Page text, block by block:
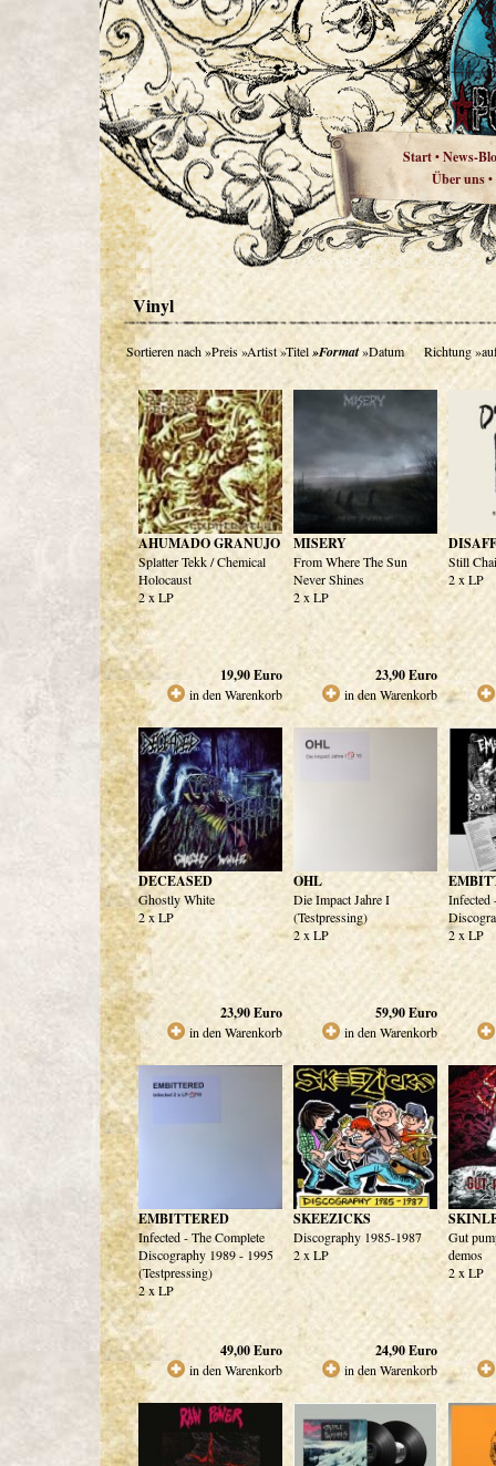
Start•News-
Über uns•
Vinyl
Sortieren nach»Preis»Artist»Titel»Format»Datum Richtung
AHUMADO GRANUJO
Splatter Tekk / Chemical
Holocaust
2 x LP
19,90Euro
in den Warenkorb
MISERY
From Where The Sun
Never Shines
2 x LP
23,90Euro
in den Warenkorb
Still
2 x LP
DECEASED
Ghostly White
2 x LP
23,90Euro
in den Warenkorb
OHL
Die Impact Jahre I
(Testpressing)
2 x LP
59,90Euro
in den Warenkorb
Infected
2 x LP
EMBITTERED
Infected - The Complete
Discography 1989 - 1995
(Testpressing)
2 x LP
49,00Euro
in den Warenkorb
SKEEZICKS
Discography 1985-1987
2 x LP
24,90Euro
in den Warenkorb
Gut
demos
2 x LP